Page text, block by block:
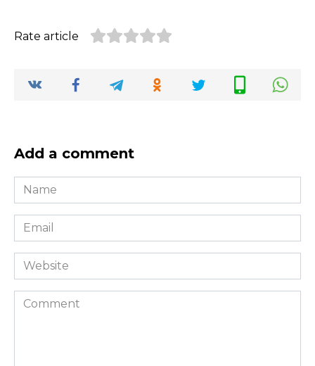
Rate article
Add a comment
Name
*
Email
*
Website
Comment